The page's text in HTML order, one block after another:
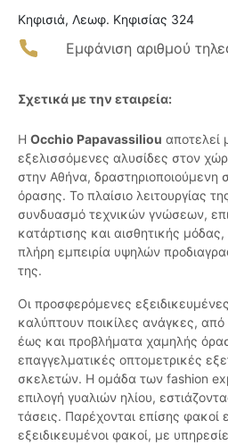
Κηφισιά, Λεωφ. Κηφισίας 324
Εμφάνιση αριθμού
Σχετικά με την εταιρεία:
Η Occhio Papavassiliou αποτελεί
εξελισσόμενες αλυσίδες στον
στην Αθήνα, δραστηριοποιούμενη
όρασης. Το πλαίσιο λειτουργίας
συνδυασμό τεχνικών γνώσεων,
κατάρτισης και αισθητικής
πλήρη εμπειρία υψηλών
της.
Οι προσφερόμενες
καλύπτουν ποικίλες ανάγκες, από
έως και προβλήματα χαμηλής
επαγγελματικές οπτομετρικές
σκελετών. Η ομάδα των fashion
επιλογή γυαλιών ηλίου,
τάσεις. Παρέχονται επίσης φακοί
εξειδικευμένοι φακοί, με